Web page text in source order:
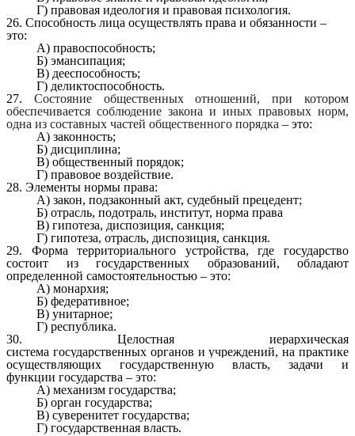
Г) правовая идеология и правовая психология.
26. Способность лица осуществлять права и обязанности –
это:
А) правоспособность;
Б) эмансипация;
В) дееспособность;
Г) деликтоспособность.
27. Состояние общественныхотношений, при котором
обеспечивается соблюдение закона и иных правовых норм,
одна из составных частей общественного порядка – это:
А) законность;
Б) дисциплина;
В) общественный порядок;
Г) правовое воздействие.
28. Элементы нормы права:
А) закон, подзаконный акт, судебный прецедент;
Б) отрасль, подотраль, институт, норма права
В) гипотеза, диспозиция, санкция;
Г) гипотеза, отрасль, диспозиция, санкция.
29. Форма территориального устройства, где государство
состоит из государственных образований, обладают
определенной самостоятельностью – это:
А) монархия;
Б) федеративное;
В) унитарное;
Г) республика.
30. Целостная иерархическая
система государственныхорганов и учреждений, на практике
осуществляющих государственную власть, задачи и
функции государства – это:
А) механизм государства;
Б) орган государства;
В) суверенитет государства;
Г) государственная власть.